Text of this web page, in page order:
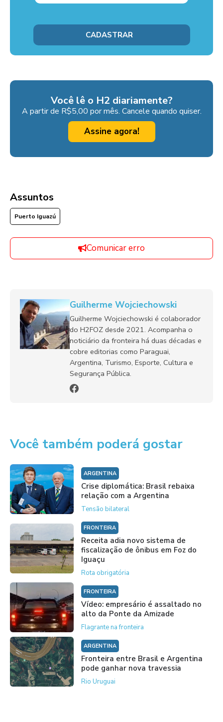
Você lê o H2 diariamente?
A partir de R$5,00 por mês. Cancele quando quiser.
Assine agora!
Assuntos
Puerto Iguazú
Comunicar erro
Guilherme Wojciechowski
Guilherme Wojciechowski é colaborador
do H2FOZ desde 2021. Acompanha o
noticiário da fronteira há duas décadas e
cobre editorias como Paraguai,
Argentina, Turismo, Esporte, Cultura e
Segurança Pública.
Você também poderá gostar
ARGENTINA
Crise diplomática: Brasil rebaixa
relação com a Argentina
Tensão bilateral
FRONTEIRA
Receita adia novo sistema de
fiscalização de ônibus em Foz do
Iguaçu
Rota obrigatória
FRONTEIRA
Vídeo: empresário é assaltado no
alto da Ponte da Amizade
Flagrante na fronteira
ARGENTINA
Fronteira entre Brasil e Argentina
pode ganhar nova travessia
Rio Uruguai